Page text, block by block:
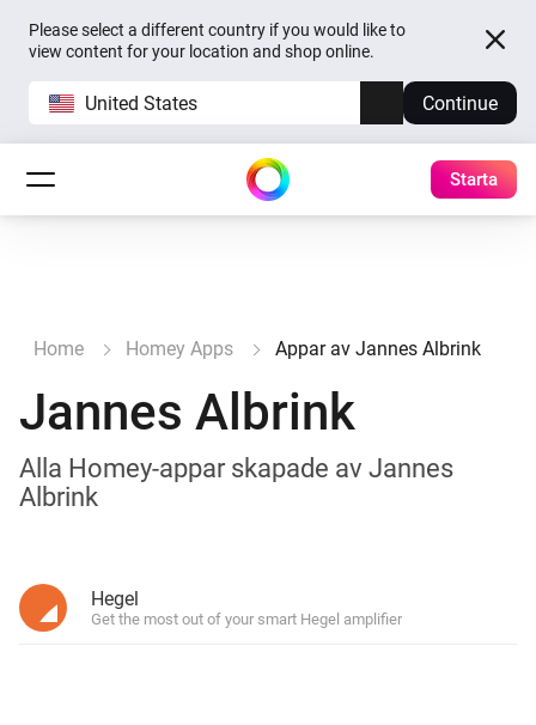
Please select a different country if you would like to
view content for your location and shop online.
United States Continue
Starta
Home Homey Apps Appar av Jannes Albrink
Jannes Albrink
Alla Homey-appar skapade av Jannes
Albrink
Hegel
Get the most out of your smart Hegel amplifier